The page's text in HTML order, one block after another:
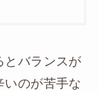
とバランスが
いのが苦手な